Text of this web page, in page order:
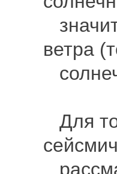
ветра
Для